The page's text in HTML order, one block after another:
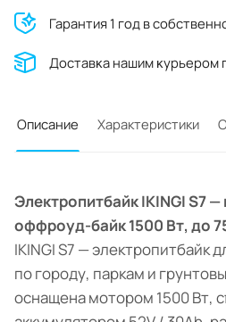
Гарантия 1 год в
Доставĸа нашим ĸурьером
Описание Характеристики
Электропитбайк IKINGI S7
оффроуд-байк 1500 Вт, до
IKINGI S7 — электропитбайк
по городу, паркам и
оснащена мотором 1500 Вт,